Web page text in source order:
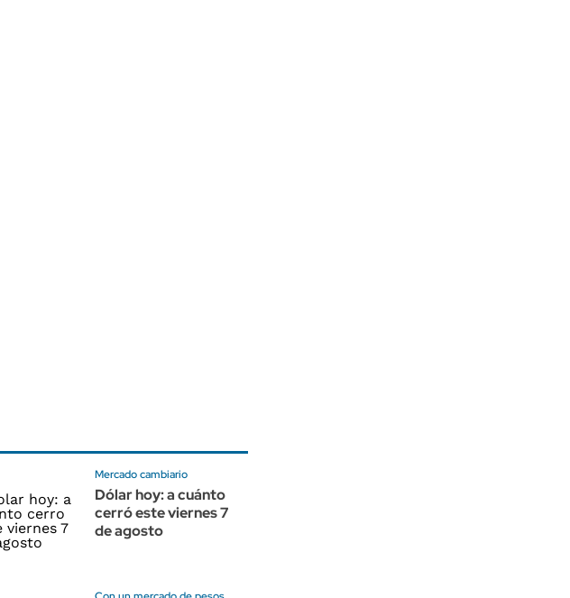
Mercado cambiario
Dólar hoy: a cuánto
cerró este viernes 7
de agosto